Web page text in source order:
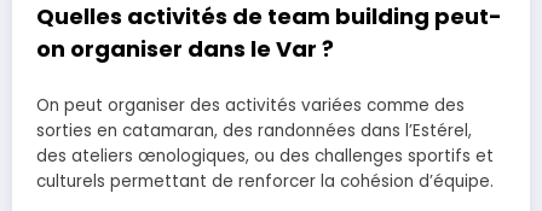
Quelles activités de team building peut-
on organiser dans le Var ?
On peut organiser des activités variées comme des
sorties en catamaran, des randonnées dans l’Estérel,
des ateliers œnologiques, ou des challenges sportifs et
culturels permettant de renforcer la cohésion d’équipe.